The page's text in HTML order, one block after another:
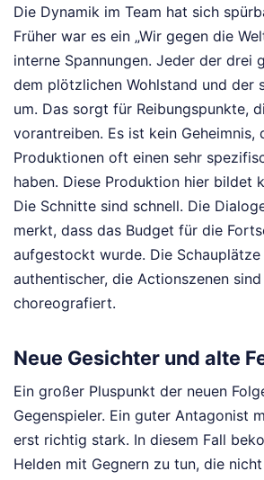
Die Dynamik im Team hat sich
Früher war es ein „Wir gegen die
interne Spannungen. Jeder der drei
dem plötzlichen Wohlstand und der
um. Das sorgt für Reibungspunkte,
vorantreiben. Es ist kein Geheimnis,
Produktionen oft einen sehr
haben. Diese Produktion hier bildet
Die Schnitte sind schnell. Die
merkt, dass das Budget für die
aufgestockt wurde. Die
authentischer, die Actionszenen
choreografiert.
Neue Gesichter und alte
Ein großer Pluspunkt der neuen
Gegenspieler. Ein guter Antagonist
erst richtig stark. In diesem Fall
Helden mit Gegnern zu tun, die